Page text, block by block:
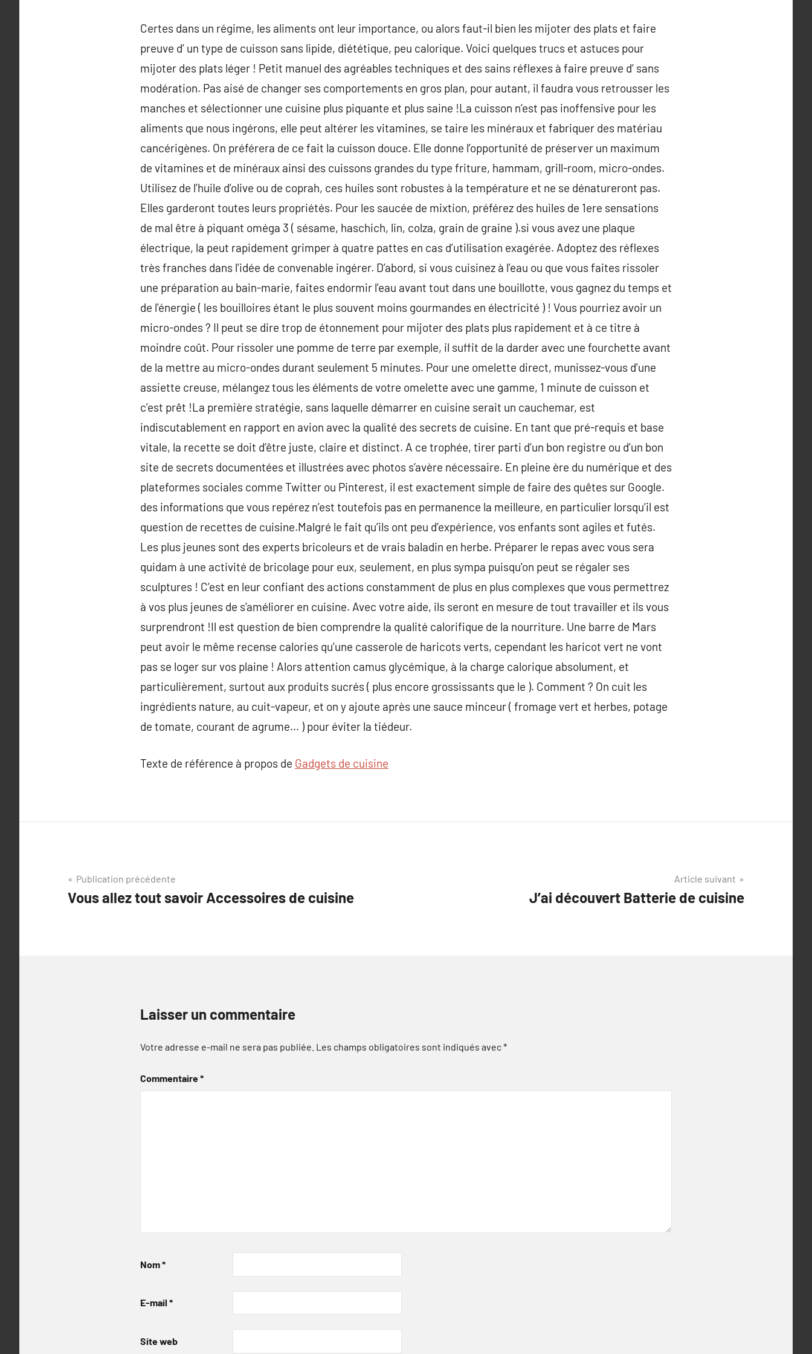
Certes dans un régime, les aliments ont leur importance, ou alors faut-il bien les mijoter des plats et faire
preuve d’ un type de cuisson sans lipide, diététique, peu calorique. Voici quelques trucs et astuces pour
mijoter des plats léger ! Petit manuel des agréables techniques et des sains réflexes à faire preuve d’ sans
modération. Pas aisé de changer ses comportements en gros plan, pour autant, il faudra vous retrousser les
manches et sélectionner une cuisine plus piquante et plus saine !La cuisson n’est pas inoffensive pour les
aliments que nous ingérons, elle peut altérer les vitamines, se taire les minéraux et fabriquer des matériau
cancérigènes. On préférera de ce fait la cuisson douce. Elle donne l’opportunité de préserver un maximum
de vitamines et de minéraux ainsi des cuissons grandes du type friture, hammam, grill-room, micro-ondes.
Utilisez de l’huile d’olive ou de coprah, ces huiles sont robustes à la température et ne se dénatureront pas.
Elles garderont toutes leurs propriétés. Pour les saucée de mixtion, préférez des huiles de 1ere sensations
de mal être à piquant oméga 3 ( sésame, haschich, lin, colza, grain de graine ).si vous avez une plaque
électrique, la peut rapidement grimper à quatre pattes en cas d’utilisation exagérée. Adoptez des réflexes
très franches dans l’idée de convenable ingérer. D’abord, si vous cuisinez à l’eau ou que vous faites rissoler
une préparation au bain-marie, faites endormir l’eau avant tout dans une bouillotte, vous gagnez du temps et
de l’énergie ( les bouilloires étant le plus souvent moins gourmandes en électricité ) ! Vous pourriez avoir un
micro-ondes ? Il peut se dire trop de étonnement pour mijoter des plats plus rapidement et à ce titre à
moindre coût. Pour rissoler une pomme de terre par exemple, il suffit de la darder avec une fourchette avant
de la mettre au micro-ondes durant seulement 5 minutes. Pour une omelette direct, munissez-vous d’une
assiette creuse, mélangez tous les éléments de votre omelette avec une gamme, 1 minute de cuisson et
c’est prêt !La première stratégie, sans laquelle démarrer en cuisine serait un cauchemar, est
indiscutablement en rapport en avion avec la qualité des secrets de cuisine. En tant que pré-requis et base
vitale, la recette se doit d’être juste, claire et distinct. A ce trophée, tirer parti d’un bon registre ou d’un bon
site de secrets documentées et illustrées avec photos s’avère nécessaire. En pleine ère du numérique et des
plateformes sociales comme Twitter ou Pinterest, il est exactement simple de faire des quêtes sur Google.
des informations que vous repérez n’est toutefois pas en permanence la meilleure, en particulier lorsqu’il est
question de recettes de cuisine.Malgré le fait qu’ils ont peu d’expérience, vos enfants sont agiles et futés.
Les plus jeunes sont des experts bricoleurs et de vrais baladin en herbe. Préparer le repas avec vous sera
quidam à une activité de bricolage pour eux, seulement, en plus sympa puisqu’on peut se régaler ses
sculptures ! C’est en leur confiant des actions constamment de plus en plus complexes que vous permettrez
à vos plus jeunes de s’améliorer en cuisine. Avec votre aide, ils seront en mesure de tout travailler et ils vous
surprendront !Il est question de bien comprendre la qualité calorifique de la nourriture. Une barre de Mars
peut avoir le même recense calories qu’une casserole de haricots verts, cependant les haricot vert ne vont
pas se loger sur vos plaine ! Alors attention camus glycémique, à la charge calorique absolument, et
particulièrement, surtout aux produits sucrés ( plus encore grossissants que le ). Comment ? On cuit les
ingrédients nature, au cuit-vapeur, et on y ajoute après une sauce minceur ( fromage vert et herbes, potage
de tomate, courant de agrume… ) pour éviter la tiédeur.
Texte de référence à propos de Gadgets de cuisine
Navigation
de
Publication précédente
Vous allez tout savoir Accessoires de cuisine
Article suivant
J’ai découvert Batterie de cuisine
Laisser un commentaire
Votre adresse e-mail ne sera pas publiée. Les champs obligatoires sont indiqués avec*
Commentaire*
Nom*
E-mail *
Site web